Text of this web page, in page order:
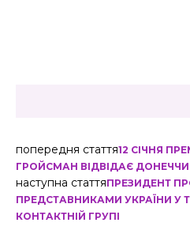
попередня стаття12 СІЧНЯ
ГРОЙСМАН ВІДВІДАЄ
наступна статтяПРЕЗИДЕНТ
ПРЕДСТАВНИКАМИ УКРАЇНИ У
КОНТАКТНІЙ ГРУПІ